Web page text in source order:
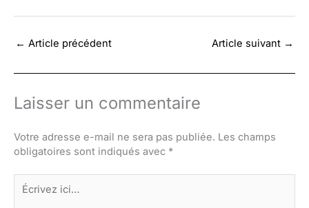
← Article précédent Article suivant →
Laisser un commentaire
Votre adresse e-mail ne sera pas publiée. Les champs
obligatoires sont indiqués avec *
Écrivez
ici…